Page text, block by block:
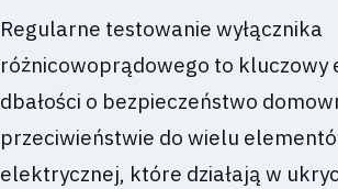
Regularne testowanie wyłącznika
różnicowoprądowego to kluczowy
dbałości o bezpieczeństwo
przeciwieństwie do wielu
elektrycznej, które działają w